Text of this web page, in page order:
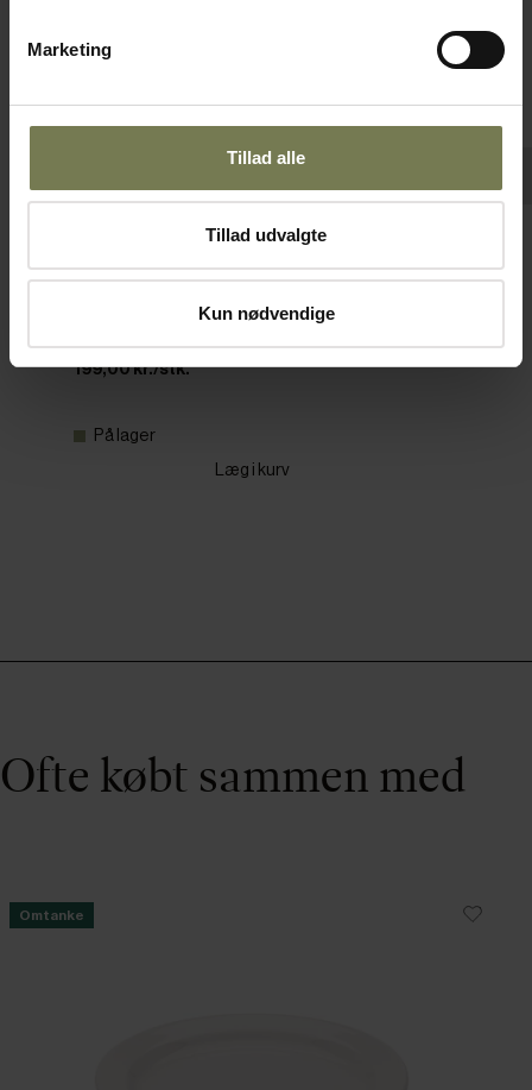
Marketing
Tillad alle
Tillad udvalgte
Kun nødvendige
Tallerkenkassette, ø12 cm
Din pris (ekskl. moms)
199,00 kr./stk.
På lager
Læg i kurv
Ofte købt sammen med
Omtanke